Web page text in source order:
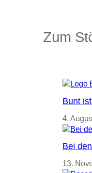
Zum
Bunt
4.
Bei
13.